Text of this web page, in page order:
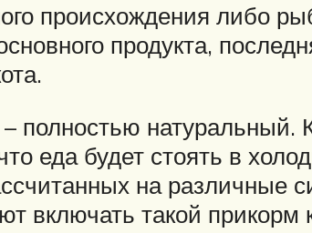
происхождения либо
продукта,
полностью натуральный.
еда будет стоять в
на различные
включать такой прикорм